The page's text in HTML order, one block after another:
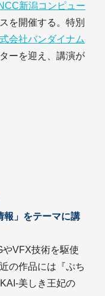
新潟コンピュー
を開催する。特別
会社バンダイナム
ーを迎え、講演が
報」をテーマに講
VFX技術を駆使
の作品には『ぷち
美しき王妃の